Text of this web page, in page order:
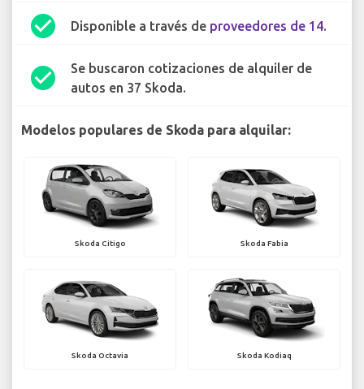
check_circle Disponible a través de proveedores de 14.
check_circle
Se buscaron cotizaciones de alquiler de
autos en 37 Skoda.
Modelos populares de Skoda para alquilar:
Skoda Citigo Skoda Fabia
Skoda Octavia Skoda Kodiaq